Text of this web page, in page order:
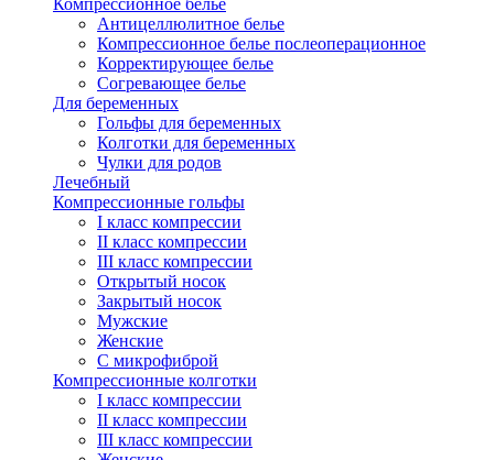
Компрессионное белье
Антицеллюлитное белье
Компрессионное белье послеоперационное
Корректирующее белье
Согревающее белье
Для беременных
Гольфы для беременных
Колготки для беременных
Чулки для родов
Лечебный
Компрессионные гольфы
I класс компрессии
II класс компрессии
III класс компрессии
Открытый носок
Закрытый носок
Мужские
Женские
С микрофиброй
Компрессионные колготки
I класс компрессии
II класс компрессии
III класс компрессии